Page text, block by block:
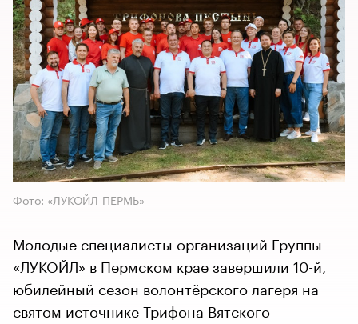
Фото: «ЛУКОЙЛ-ПЕРМЬ»
Молодые специалисты организаций Группы
«ЛУКОЙЛ» в Пермском крае завершили 10-й,
юбилейный сезон волонтёрского лагеря на
святом источнике Трифона Вятского